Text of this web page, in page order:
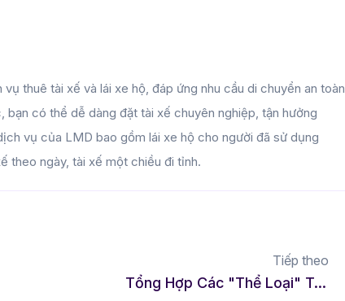
thuê tài xế và lái xe hộ, đáp ứng nhu cầu di chuyển an toàn
bạn có thể dễ dàng đặt tài xế chuyên nghiệp, tận hưởng
vụ của LMD bao gồm lái xe hộ cho người đã sử dụng
theo ngày, tài xế một chiều đi tỉnh.
Tiếp theo
Tổng Hợp Các "Thể Loại" Trên Bàn Nhậu Khiến Cuộc Vui Luôn Đầy Tiếng Cười